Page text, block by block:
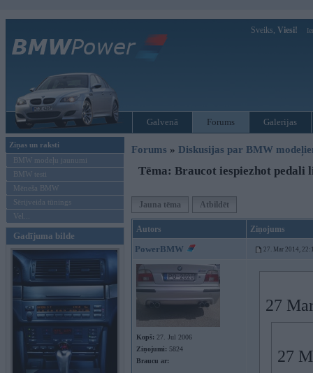
Sveiks, Viesi!
Galvenā Forums Galerijas
Ziņas un raksti
BMW modeļu jaunumi
BMW testi
Mēneša BMW
Sērijveida tūnings
Vel...
Gadījuma bilde
Forums » Diskusijas par BMW
Tēma: Braucot iespiezhot pedali
Jauna tēma Atbildēt
Autors Ziņojums
PowerBMW 27. Mar 2014,
Kopš: 27. Jul 2006
Ziņojumi: 5824
Braucu ar:
27
27